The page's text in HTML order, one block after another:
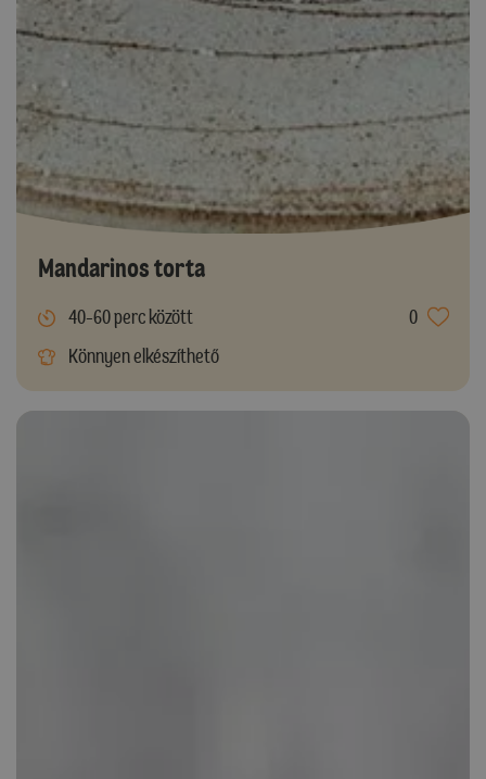
Mandarinos torta
40-60 perc között
0
Könnyen elkészíthető